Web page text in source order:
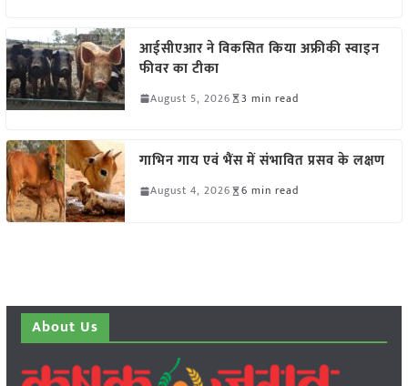
आईसीएआर ने विकसित किया अफ्रीकी स्वाइन
फीवर का टीका
August 5, 2026 3 min read
गाभिन गाय एवं भैंस में संभावित प्रसव के लक्षण
August 4, 2026 6 min read
About Us